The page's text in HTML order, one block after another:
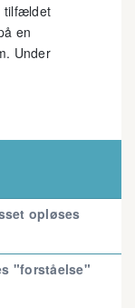
tilfældet
en
Under
opløses
"forståelse"